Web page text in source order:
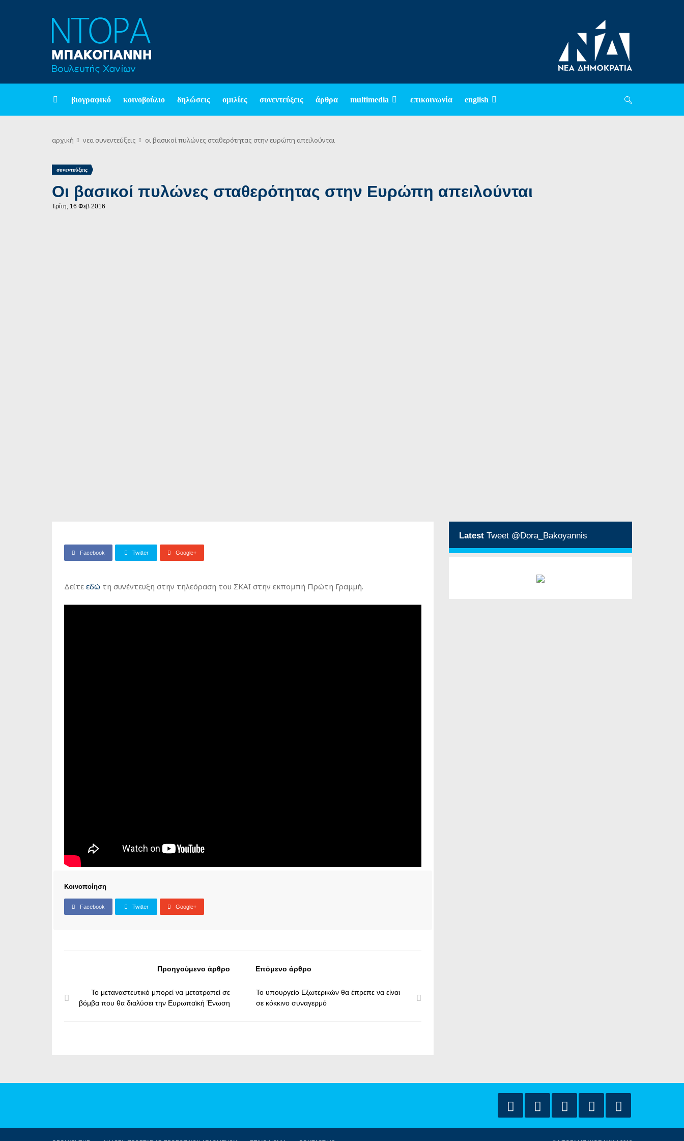
βιογραφικό κοινοβούλιο δηλώσεις ομιλίες συνεντεύξεις άρθρα multimedia επικοινωνία english
αρχική νεα συνεντεύξεις οι βασικοί πυλώνες σταθερότητας στην ευρώπη απειλούνται
συνεντεύξεις
Οι βασικοί πυλώνες σταθερότητας στην Ευρώπη απειλούνται
Τρίτη, 16 Φεβ 2016
Facebook Twitter Google+
Δείτε εδώ τη συνέντευξη στην τηλεόραση του ΣΚΑΙ στην εκπομπή Πρώτη Γραμμή.
Κοινοποίηση
Facebook Twitter Google+
Προηγούμενο άρθρο
Το μεταναστευτικό μπορεί να μετατραπεί σε
βόμβα που θα διαλύσει την Ευρωπαϊκή Ένωση
Επόμενο άρθρο
Το υπουργείο Εξωτερικών θα έπρεπε να είναι
σε κόκκινο συναγερμό
Latest Tweet @Dora_Bakoyannis